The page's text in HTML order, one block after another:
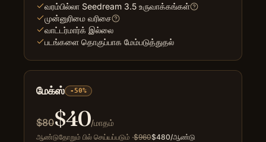
வரம்பில்லா Seedream 3.5 உருவாக்கங்கள்
முன்னுரிமை வரிசை
வாட்டர்மார்க் இல்லை
படங்களை தொகுப்பாக மேம்படுத்துதல்
மேக்ஸ் -50%
$80$40/மாதம்
ஆண்டுதோறும் பில் செய்யப்படும் ·$960$480/ஆண்டு